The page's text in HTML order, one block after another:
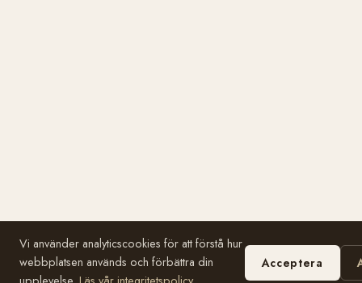
Vi använder analyticscookies för att förstå hur
webbplatsen används och förbättra din
Acceptera